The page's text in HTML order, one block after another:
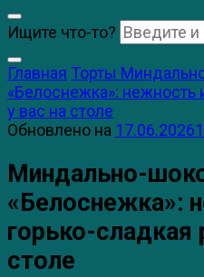
Ищите что-то?
Главная Торты
«Белоснежка»: нежность
у вас на столе
Обновлено на 17.06.2026
Миндально-
«Белоснежка»:
горько-сладкая
столе